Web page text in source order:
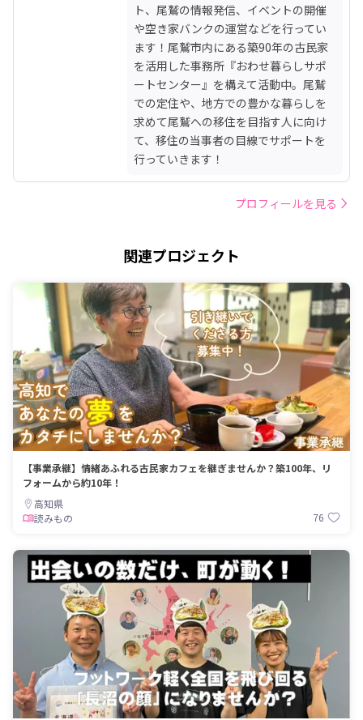
ト、尾鷲の情報発信、イベントの開催
や空き家バンクの運営などを行ってい
ます！尾鷲市内にある築90年の古民家
を活用した事務所『おわせ暮らしサポ
ートセンター』を構えて活動中。尾鷲
での定住や、地方での豊かな暮らしを
求めて尾鷲への移住を目指す人に向け
て、移住の当事者の目線でサポートを
行っていきます！
プロフィールを見る
関連プロジェクト
【事業承継】情緒あふれる古民家カフェを継ぎませんか？築100年、リ
フォームから約10年！
高知県
読みもの
76